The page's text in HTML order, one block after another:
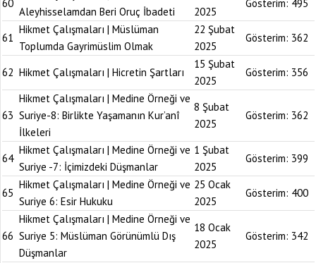
60
Aleyhisselamdan Beri Oruç İbadeti
2025
Gösterim: 495
61
Hikmet Çalışmaları | Müslüman
Toplumda Gayrimüslim Olmak
22 Şubat
2025
Gösterim: 362
62 Hikmet Çalışmaları | Hicretin Şartları
15 Şubat
2025
Gösterim: 356
63
Hikmet Çalışmaları | Medine Örneği ve
Suriye-8: Birlikte Yaşamanın Kur’anî
İlkeleri
8 Şubat
2025
Gösterim: 362
64
Hikmet Çalışmaları | Medine Örneği ve
Suriye -7: İçimizdeki Düşmanlar
1 Şubat
2025
Gösterim: 399
65
Hikmet Çalışmaları | Medine Örneği ve
Suriye 6: Esir Hukuku
25 Ocak
2025
Gösterim: 400
66
Hikmet Çalışmaları | Medine Örneği ve
Suriye 5: Müslüman Görünümlü Dış
Düşmanlar
18 Ocak
2025
Gösterim: 342